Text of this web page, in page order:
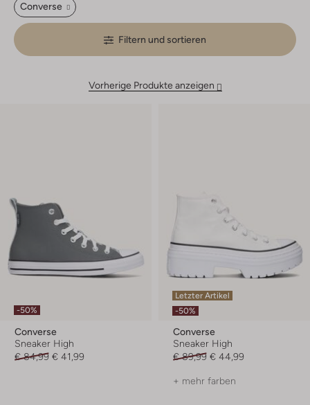
Converse
Filtern und sortieren
Vorherige Produkte anzeigen
-50%
Converse
Sneaker High
€ 84,99 € 41,99
Letzter Artikel
-50%
Converse
Sneaker High
€ 89,99 € 44,99
+ mehr farben